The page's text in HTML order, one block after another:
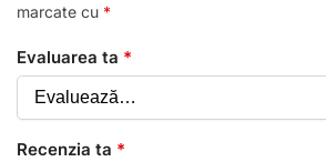
marcate cu *
Evaluarea ta *
Recenzia ta *